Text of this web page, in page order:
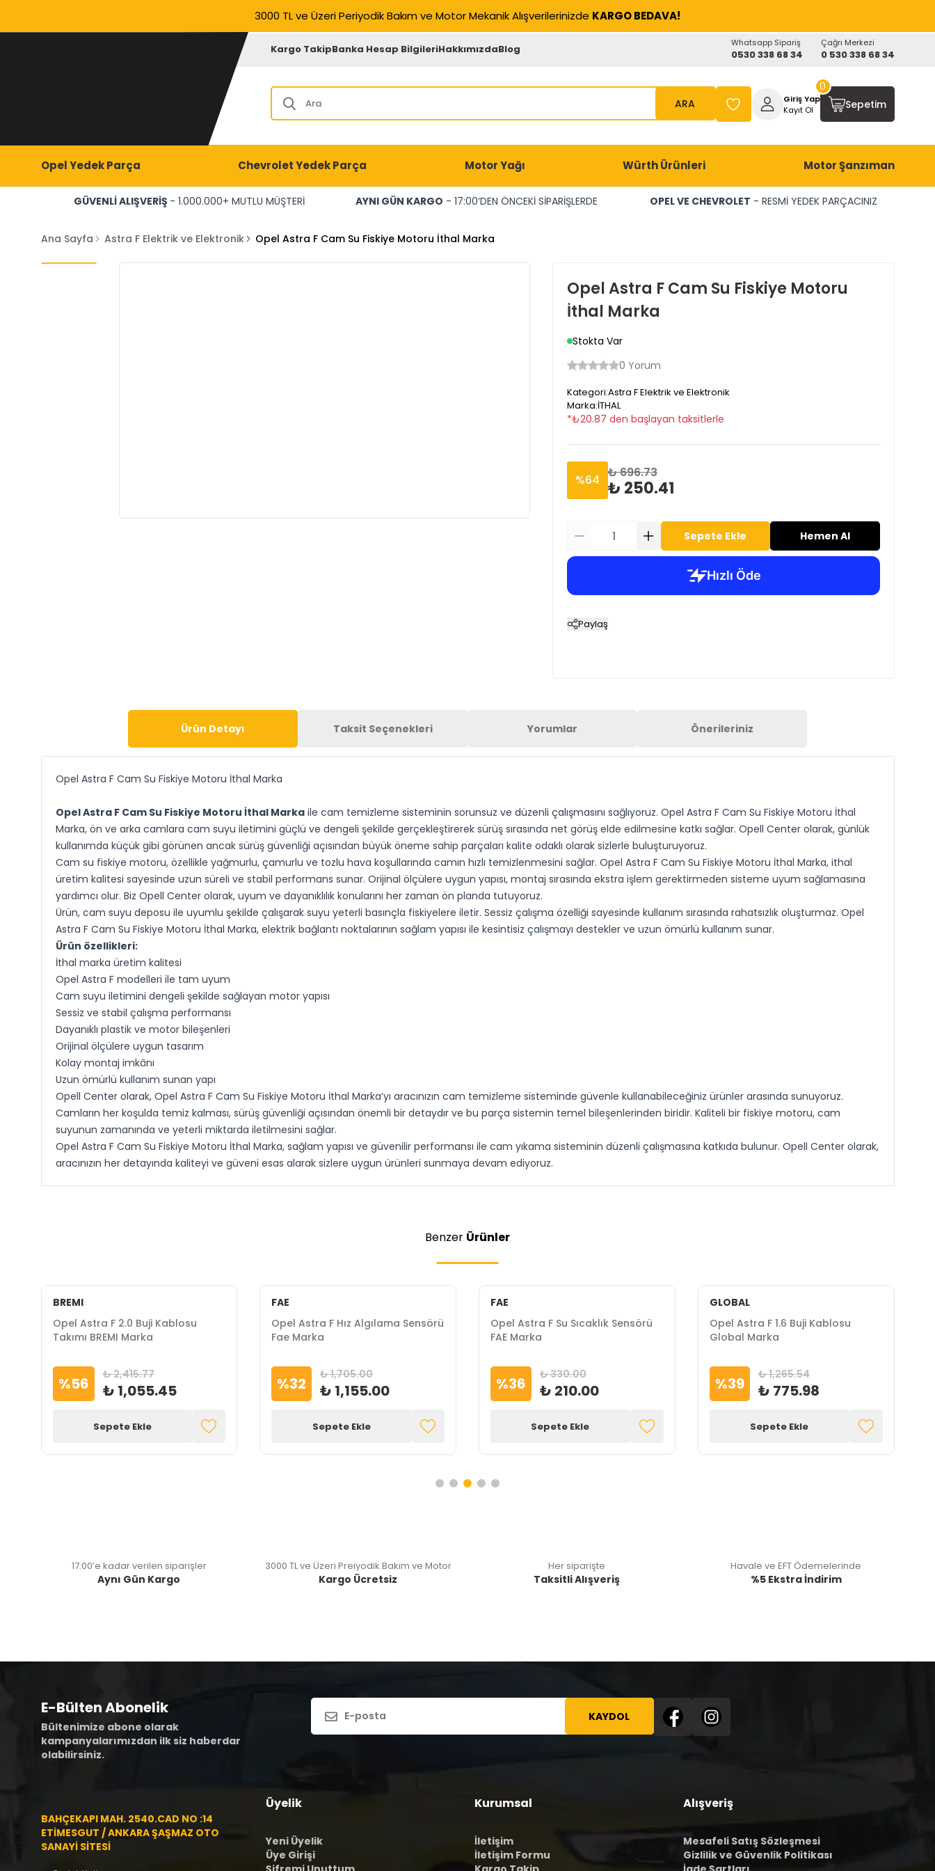
3000 TL ve Üzeri Periyodik Bakım ve Motor Mekanik Alışverilerinizde KARGO BEDAVA!
Kargo TakipBanka Hesap BilgileriHakkımızdaBlog Whatsapp Sipariş
0530 338 68 34
Çağrı Merkezi
0 530 338 68 34
ARA
Giriş Yap
Kayıt Ol
Sepetim
0
Opel Yedek Parça Chevrolet Yedek Parça Motor Yağı Würth Ürünleri Motor Şanzıman
GÜVENLİ ALIŞVERİŞ - 1.000.000+ MUTLU MÜŞTERİ AYNI GÜN KARGO - 17:00’DEN ÖNCEKİ SİPARİŞLERDE OPEL VE CHEVROLET - RESMİ YEDEK PARÇACINIZ
Ana Sayfa Astra F Elektrik ve Elektronik Opel Astra F Cam Su Fiskiye Motoru İthal Marka
Opel Astra F Cam Su Fiskiye Motoru
İthal Marka
Stokta Var
0 Yorum
Kategori:Astra F Elektrik ve Elektronik
Marka:İTHAL
*₺20.87 den başlayan taksitlerle
%64 ₺ 696.73
₺ 250.41
Sepete Ekle Hemen Al
Paylaş
Ürün Detayı Taksit Seçenekleri Yorumlar Önerileriniz
Opel Astra F Cam Su Fiskiye Motoru İthal Marka
Opel Astra F Cam Su Fiskiye Motoru İthal Markaile cam temizleme sisteminin sorunsuz ve düzenli çalışmasını sağlıyoruz. Opel Astra F Cam Su Fiskiye Motoru İthal
Marka, ön ve arka camlara cam suyu iletimini güçlü ve dengeli şekilde gerçekleştirerek sürüş sırasında net görüş elde edilmesine katkı sağlar. Opell Center olarak, günlük
kullanımda küçük gibi görünen ancak sürüş güvenliği açısından büyük öneme sahip parçaları kalite odaklı olarak sizlerle buluşturuyoruz.
Cam su fiskiye motoru, özellikle yağmurlu, çamurlu ve tozlu hava koşullarında camın hızlı temizlenmesini sağlar. Opel Astra F Cam Su Fiskiye Motoru İthal Marka, ithal
üretim kalitesi sayesinde uzun süreli ve stabil performans sunar. Orijinal ölçülere uygun yapısı, montaj sırasında ekstra işlem gerektirmeden sisteme uyum sağlamasına
yardımcı olur. Biz Opell Center olarak, uyum ve dayanıklılık konularını her zaman ön planda tutuyoruz.
Ürün, cam suyu deposu ile uyumlu şekilde çalışarak suyu yeterli basınçla fiskiyelere iletir. Sessiz çalışma özelliği sayesinde kullanım sırasında rahatsızlık oluşturmaz. Opel
Astra F Cam Su Fiskiye Motoru İthal Marka, elektrik bağlantı noktalarının sağlam yapısı ile kesintisiz çalışmayı destekler ve uzun ömürlü kullanım sunar.
Ürün özellikleri:
İthal marka üretim kalitesi
Opel Astra F modelleri ile tam uyum
Cam suyu iletimini dengeli şekilde sağlayan motor yapısı
Sessiz ve stabil çalışma performansı
Dayanıklı plastik ve motor bileşenleri
Orijinal ölçülere uygun tasarım
Kolay montaj imkânı
Uzun ömürlü kullanım sunan yapı
Opell Center olarak, Opel Astra F Cam Su Fiskiye Motoru İthal Marka’yı aracınızın cam temizleme sisteminde güvenle kullanabileceğiniz ürünler arasında sunuyoruz.
Camların her koşulda temiz kalması, sürüş güvenliği açısından önemli bir detaydır ve bu parça sistemin temel bileşenlerinden biridir. Kaliteli bir fiskiye motoru, cam
suyunun zamanında ve yeterli miktarda iletilmesini sağlar.
Opel Astra F Cam Su Fiskiye Motoru İthal Marka, sağlam yapısı ve güvenilir performansı ile cam yıkama sisteminin düzenli çalışmasına katkıda bulunur. Opell Center olarak,
aracınızın her detayında kaliteyi ve güveni esas alarak sizlere uygun ürünleri sunmaya devam ediyoruz.
Benzer Ürünler
BREMI
Opel Astra F 2.0 Buji Kablosu
Takımı BREMI Marka
%56 ₺ 2,415.77
₺ 1,055.45
Sepete Ekle
FAE
Opel Astra F Hız Algılama Sensörü
Fae Marka
%32 ₺ 1,705.00
₺ 1,155.00
Sepete Ekle
FAE
Opel Astra F Su Sıcaklık Sensörü
FAE Marka
%36 ₺ 330.00
₺ 210.00
Sepete Ekle
GLOBAL
Opel Astra F 1.6 Buji Kablosu
Global Marka
%39 ₺ 1,265.54
₺ 775.98
Sepete Ekle
17:00’e kadar verilen siparişler
Aynı Gün Kargo
3000 TL ve Üzeri Preiyodik Bakım ve Motor
Kargo Ücretsiz
Her siparişte
Taksitli Alışveriş
Havale ve EFT Ödemelerinde
%5 Ekstra İndirim
E-Bülten Abonelik
Bültenimize abone olarak
kampanyalarımızdan ilk siz haberdar
olabilirsiniz.
KAYDOL
BAHÇEKAPI MAH. 2540.CAD NO :14
ETİMESGUT / ANKARA ŞAŞMAZ OTO
SANAYİ SİTESİ
Üyelik
Yeni Üyelik
Üye Girişi
Kurumsal
İletişim
İletişim Formu
Alışveriş
Mesafeli Satış Sözleşmesi
Gizlilik ve Güvenlik Politikası